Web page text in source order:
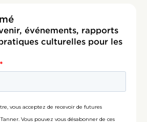
événements, rapports
culturelles pour les